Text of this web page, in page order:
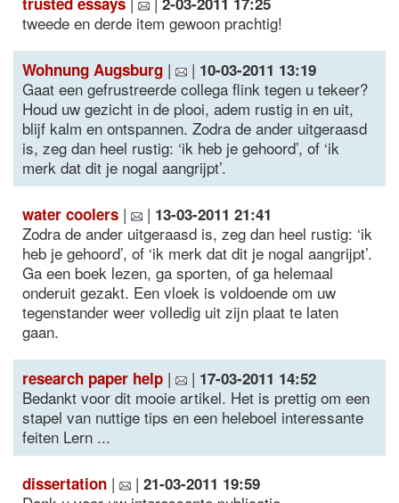
tweede en derde item gewoon prachtig!
Wohnung Augsburg | | 10-03-2011 13:19
Gaat een gefrustreerde collega flink tegen u tekeer?
Houd uw gezicht in de plooi, adem rustig in en uit,
blijf kalm en ontspannen. Zodra de ander uitgeraasd
is, zeg dan heel rustig: ‘ik heb je gehoord’, of ‘ik
merk dat dit je nogal aangrijpt’.
water coolers | | 13-03-2011 21:41
Zodra de ander uitgeraasd is, zeg dan heel rustig: ‘ik
heb je gehoord’, of ‘ik merk dat dit je nogal aangrijpt’.
Ga een boek lezen, ga sporten, of ga helemaal
onderuit gezakt. Een vloek is voldoende om uw
tegenstander weer volledig uit zijn plaat te laten
gaan.
research paper help | | 17-03-2011 14:52
Bedankt voor dit mooie artikel. Het is prettig om een
stapel van nuttige tips en een heleboel interessante
feiten Lern ...
dissertation | | 21-03-2011 19:59